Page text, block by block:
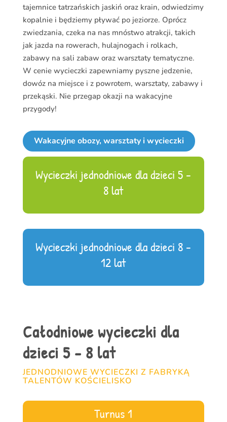
tajemnice tatrzańskich jaskiń oraz krain, odwiedzimy
kopalnie i będziemy pływać po jeziorze. Oprócz
zwiedzania, czeka na nas mnóstwo atrakcji, takich
jak jazda na rowerach, hulajnogach i rolkach,
zabawy na sali zabaw oraz warsztaty tematyczne.
W cenie wycieczki zapewniamy pyszne jedzenie,
dowóz na miejsce i z powrotem, warsztaty, zabawy i
przekąski. Nie przegap okazji na wakacyjne
przygody!
Wakacyjne obozy, warsztaty i wycieczki
Wycieczki jednodniowe dla dzieci 5 -
8 lat
Wycieczki jednodniowe dla dzieci 8 -
12 lat
Całodniowe wycieczki dla
dzieci 5 - 8 lat
JEDNODNIOWE WYCIECZKI Z FABRYKĄ
TALENTÓW KOŚCIELISKO
Turnus 1